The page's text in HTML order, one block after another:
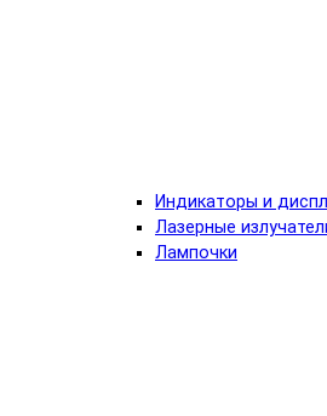
Индикаторы и
Лазерные
Лампочки